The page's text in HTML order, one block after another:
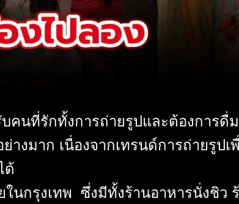
คนที่รักทั้งการถ่ายรูปและต้องการดื่
งมาก เนื่องจากเทรนด์การถ่ายรูปเ
ด้
นกรุงเทพ ซึ่งมีทั้งร้านอาหารนั่งชิว